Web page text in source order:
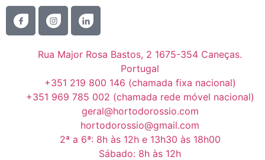
Rua Major Rosa Bastos, 2 1675-354 Caneças.
Portugal
+351 219 800 146 (chamada fixa nacional)
+351 969 785 002 (chamada rede móvel nacional)
geral@hortodorossio.com
hortodorossio@gmail.com
2ª a 6ª: 8h às 12h e 13h30 às 18h00
Sábado: 8h às 12h